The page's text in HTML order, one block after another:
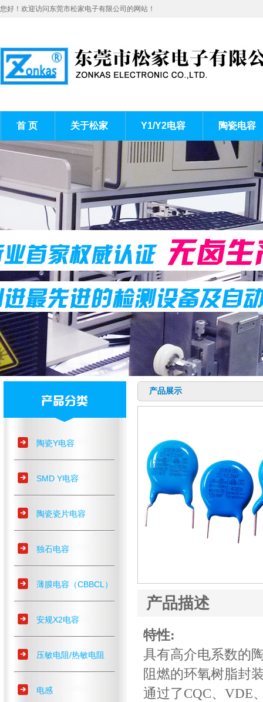
您好！欢迎访问东莞市松家电子有限公司的网站！
首 页 关于松家 Y1/Y2电容 陶瓷电容
陶瓷Y电容
SMD Y电容
陶瓷瓷片电容
独石电容
薄膜电容（CBBCL）
安规X2电容
压敏电阻/热敏电阻
电感
产品展示
产品描述
特性:
具有高介电系数的
阻燃的环氧树脂封
通过了CQC、VDE